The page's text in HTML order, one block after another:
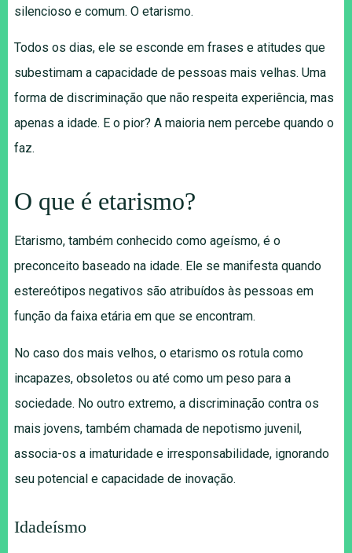
silencioso e comum. O etarismo.
Todos os dias, ele se esconde em frases e atitudes que
subestimam a capacidade de pessoas mais velhas. Uma
forma de discriminação que não respeita experiência, mas
apenas a idade. E o pior? A maioria nem percebe quando o
faz.
O que é etarismo?
Etarismo, também conhecido como ageísmo, é o
preconceito baseado na idade. Ele se manifesta quando
estereótipos negativos são atribuídos às pessoas em
função da faixa etária em que se encontram.
No caso dos mais velhos, o etarismo os rotula como
incapazes, obsoletos ou até como um peso para a
sociedade. No outro extremo, a discriminação contra os
mais jovens, também chamada de nepotismo juvenil,
associa-os a imaturidade e irresponsabilidade, ignorando
seu potencial e capacidade de inovação.
Idadeísmo